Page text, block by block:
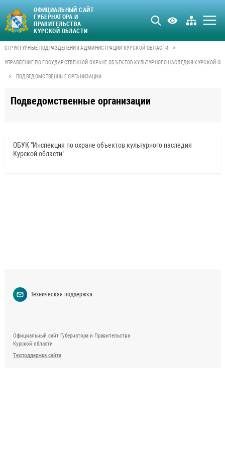
ОФИЦИАЛЬНЫЙ САЙТ
ГУБЕРНАТОРА И
ПРАВИТЕЛЬСТВА
КУРСКОЙ ОБЛАСТИ
СТРУКТУРНЫЕ ПОДРАЗДЕЛЕНИЯ АДМИНИСТРАЦИИ КУРСКОЙ ОБЛАСТИ >
УПРАВЛЕНИЕ ПО ГОСУДАРСТВЕННОЙ ОХРАНЕ ОБЪЕКТОВ КУЛЬТУРНОГО НАСЛЕДИЯ КУРСКОЙ
> ПОДВЕДОМСТВЕННЫЕ ОРГАНИЗАЦИИ
Подведомственные организации
ОБУК "Инспекция по охране объектов культурного наследия
Курской области"
Техническая поддержка
Официальный сайт Губернатора и Правительства
Курской области
Техподдержка сайта